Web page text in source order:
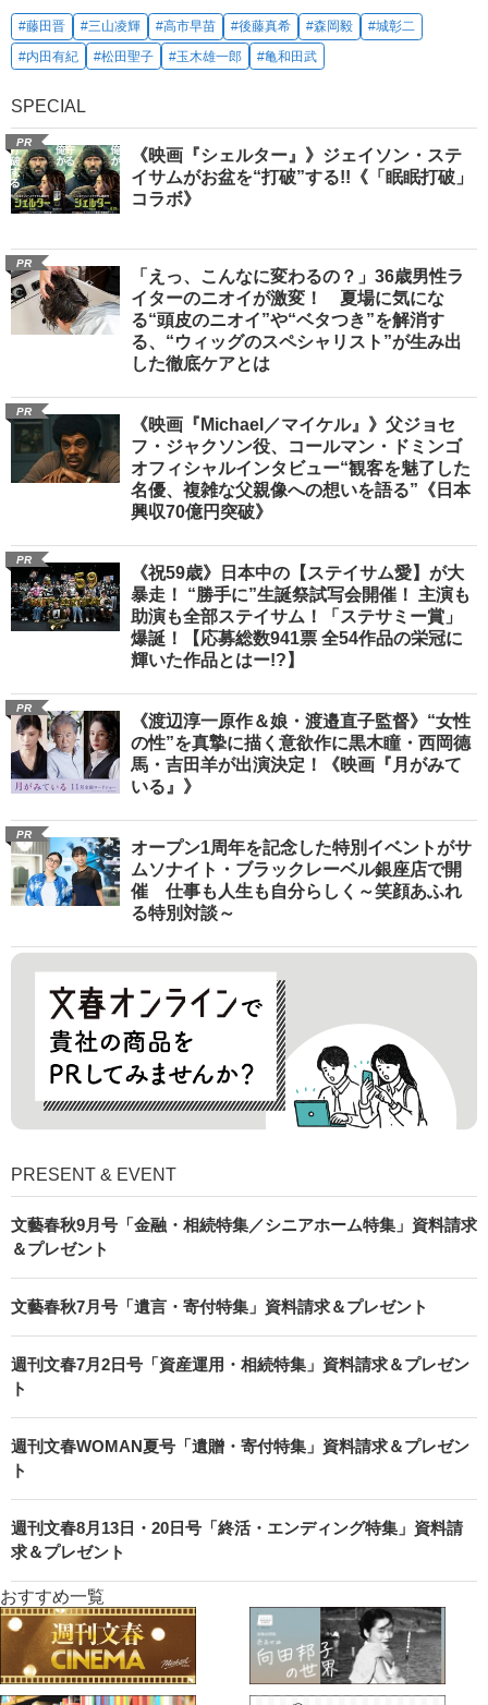
#藤田晋 #三山凌輝 #高市早苗 #後藤真希 #森岡毅
#城彰二
#内田有紀
#松田聖子 #玉木雄一郎 #亀和田武
SPECIAL
PR
《映画『シェルター』》ジェイソン・ステ
イサムがお盆を“打破”する!!《「眠眠打破」
コラボ》
PR
「えっ、こんなに変わるの？」36歳男性ラ
イターのニオイが激変！ 夏場に気にな
る“頭皮のニオイ”や“ベタつき”を解消す
る、“ウィッグのスペシャリスト”が生み出
した徹底ケアとは
PR
《映画『Michael／マイケル』》父ジョセ
フ・ジャクソン役、コールマン・ドミンゴ
オフィシャルインタビュー“観客を魅了した
名優、複雑な父親像への想いを語る”《日本
興収70億円突破》
PR
《祝59歳》日本中の【ステイサム愛】が大
暴走！ “勝手に”生誕祭試写会開催！ 主演も
助演も全部ステイサム！「ステサミー賞」
爆誕！【応募総数941票 全54作品の栄冠に
輝いた作品とはー!?】
PR
《渡辺淳一原作＆娘・渡邉直子監督》“女性
の性”を真摯に描く意欲作に黒木瞳・西岡德
馬・吉田羊が出演決定！《映画『月がみて
いる』》
PR
オープン1周年を記念した特別イベントがサ
ムソナイト・ブラックレーベル銀座店で開
催 仕事も人生も自分らしく～笑顔あふれ
る特別対談～
PRESENT & EVENT
文藝春秋9月号「金融・相続特集／シニアホーム特集」資料請求
＆プレゼント
文藝春秋7月号「遺言・寄付特集」資料請求＆プレゼント
週刊文春7月2日号「資産運用・相続特集」資料請求＆プレゼン
ト
週刊文春WOMAN夏号「遺贈・寄付特集」資料請求＆プレゼン
ト
週刊文春8月13日・20日号「終活・エンディング特集」資料請
求＆プレゼント
おすすめ一覧